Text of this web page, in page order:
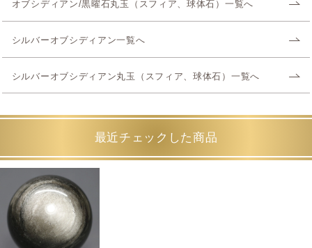
オブシディアン/黒曜石丸玉（スフィア、球体石）一覧へ
シルバーオブシディアン一覧へ
シルバーオブシディアン丸玉（スフィア、球体石）一覧へ
最近チェックした商品